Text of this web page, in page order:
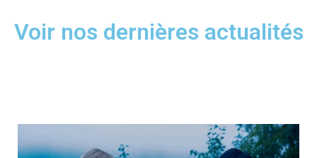
Voir nos dernières actualités